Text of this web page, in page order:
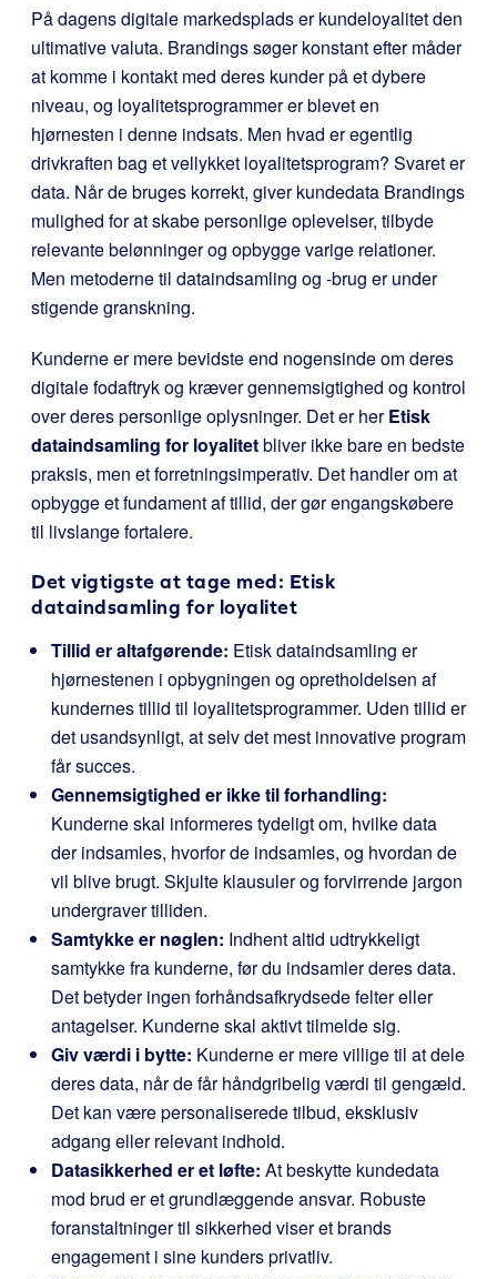
På dagens digitale markedsplads er kundeloyalitet den
ultimative valuta. Brandings søger konstant efter måder
at komme i kontakt med deres kunder på et dybere
niveau, og loyalitetsprogrammer er blevet en
hjørnesten i denne indsats. Men hvad er egentlig
drivkraften bag et vellykket loyalitetsprogram? Svaret er
data. Når de bruges korrekt, giver kundedata Brandings
mulighed for at skabe personlige oplevelser, tilbyde
relevante belønninger og opbygge varige relationer.
Men metoderne til dataindsamling og -brug er under
stigende granskning.
Kunderne er mere bevidste end nogensinde om deres
digitale fodaftryk og kræver gennemsigtighed og kontrol
over deres personlige oplysninger. Det er herEtisk
dataindsamling for loyalitetbliver ikke bare en bedste
praksis, men et forretningsimperativ. Det handler om at
opbygge et fundament af tillid, der gør engangskøbere
til livslange fortalere.
Det vigtigste at tage med: Etisk
dataindsamling for loyalitet
Tillid er altafgørende: Etisk dataindsamling er
hjørnestenen i opbygningen og opretholdelsen af
kundernes tillid til loyalitetsprogrammer. Uden tillid er
det usandsynligt, at selv det mest innovative program
får succes.
Gennemsigtighed er ikke til forhandling:
Kunderne skal informeres tydeligt om, hvilke data
der indsamles, hvorfor de indsamles, og hvordan de
vil blive brugt. Skjulte klausuler og forvirrende jargon
undergraver tilliden.
Samtykke er nøglen: Indhent altid udtrykkeligt
samtykke fra kunderne, før du indsamler deres data.
Det betyder ingen forhåndsafkrydsede felter eller
antagelser. Kunderne skal aktivt tilmelde sig.
Giv værdi i bytte: Kunderne er mere villige til at dele
deres data, når de får håndgribelig værdi til gengæld.
Det kan være personaliserede tilbud, eksklusiv
adgang eller relevant indhold.
Datasikkerhed er et løfte: At beskytte kundedata
mod brud er et grundlæggende ansvar. Robuste
foranstaltninger til sikkerhed viser et brands
engagement i sine kunders privatliv.